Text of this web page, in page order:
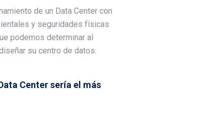
de un Data Center con
y seguridades físicas
podemos determinar al
su centro de datos.
Center sería el más